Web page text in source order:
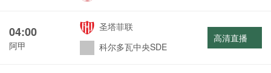
04:00
阿甲
圣塔菲联
科尔多瓦中央SDE
高清直播